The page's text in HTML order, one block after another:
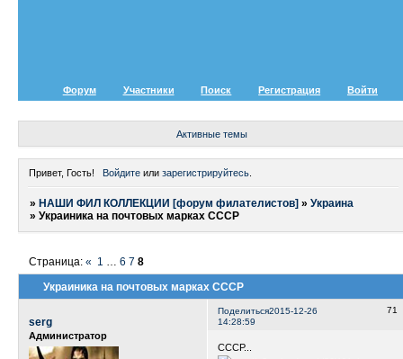
Форум Участники Поиск Регистрация Войти
Активные темы
Привет, Гость! Войдитеили зарегистрируйтесь.
» НАШИ ФИЛ КОЛЛЕКЦИИ [форум филателистов] »Украина
»Украиника на почтовых марках СССР
Украиника на почтовых марках СССР
Страница:« 1 6 7 8
Поделиться 71
2015-12-26
14:28:59
serg
Администратор
СССР...